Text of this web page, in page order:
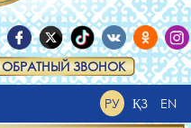
ОБРАТНЫЙ ЗВОНОК
РУ ҚЗ EN